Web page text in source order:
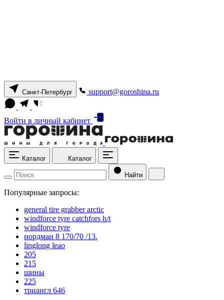
Санкт-Петербург support@goroshina.ru
Войти в личный кабинет
Каталог Каталог
Найти
Популярные запросы:
general tire grabber arctic
windforce tyre catchfors h/t
windforce tyre
нордман 8 170/70 /13.
linglong leao
205
215
шины
225
триангл 646